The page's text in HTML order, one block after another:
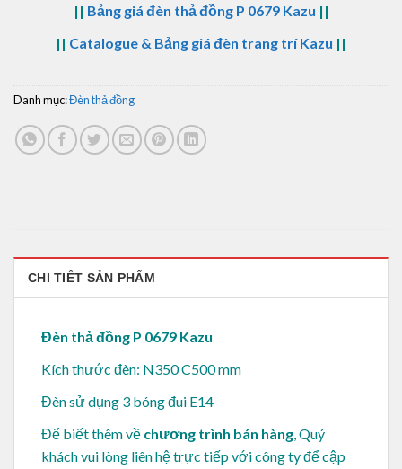
|| Bảng giá đèn thả đồng P 0679 Kazu ||
|| Catalogue & Bảng giá đèn trang trí Kazu ||
Danh mục:Đèn thả đồng
CHI TIẾT SẢN PHẨM
Đèn thả đồng P 0679 Kazu
Kích thước đèn: N350 C500 mm
Đèn sử dụng 3 bóng đui E14
Để biết thêm về chương trình bán hàng, Quý
khách vui lòng liên hệ trực tiếp với công ty để cập